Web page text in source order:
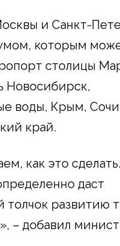
и Санкт-
которым
столицы
Новосибирск,
воды, Крым,
край.
как это
даст
толчок развитию
– добавил